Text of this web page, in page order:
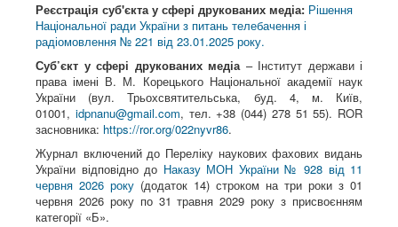
Реєстрація суб'єкта у сфері друкованих медіа: Рішення
Національної ради України з питань телебачення і
радіомовлення № 221 від 23.01.2025 року.
Суб’єкт у сфері друкованих медіа– Інститут держави і
права імені В. М. Корецького Національної академії наук
України (вул. Трьохсвятительська, буд. 4, м. Київ,
01001, idpnanu@gmail.com, тел. +38 (044) 278 51 55). ROR
засновника: https://ror.org/022nyvr86.
Журнал включений до Переліку наукових фахових видань
України відповідно до Наказу МОН України № 928 від 11
червня 2026 року (додаток 14) строком на три роки з 01
червня 2026 року по 31 травня 2029 року з присвоєнням
категорії «Б».